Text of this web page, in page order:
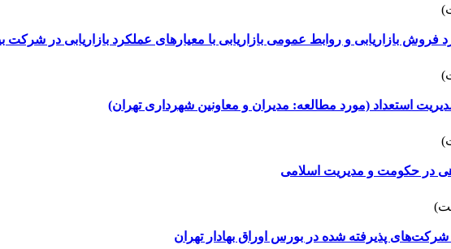
فروش بازاریابی و روابط عمومی بازاریابی با معیارهای عملکرد بازاریابی در شرکت
استعداد (مورد مطالعه: مدیران و معاونین شهرداری تهران)
در حکومت و مدیریت اسلامی
پذیرفته شده در بورس اوراق بهادار تهران